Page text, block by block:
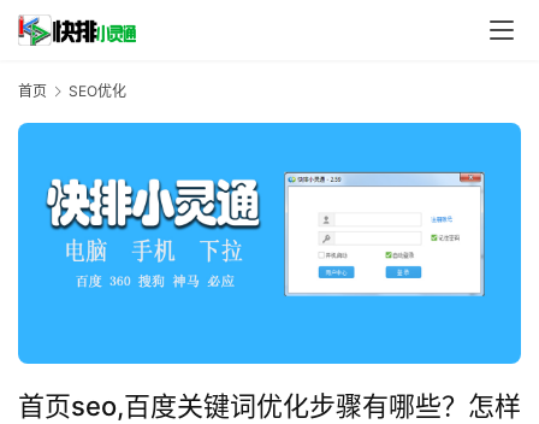
首页 SEO优化
首页seo,百度关键词优化步骤有哪些？怎样